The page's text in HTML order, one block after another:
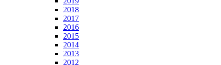
2018
2017
2016
2015
2014
2013
2012